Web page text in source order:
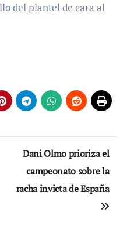
del plantel de cara al
Dani Olmo prioriza el
campeonato sobre la
racha invicta de España